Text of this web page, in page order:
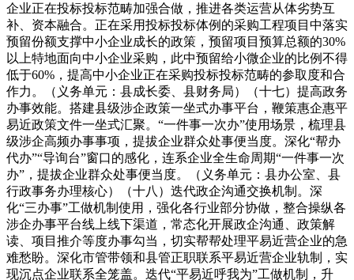
企业正在投标投标范畴加强合做，推进各类运营从体劣势互
补、资本融合。正在采用投标投标体例的采购工程项目中落实
预留份额支撑中小企业成长的政策，预留项目预算总额的30%
以上特地面向中小企业采购，此中预留给小微企业的比例不得
低于60%，提高中小企业正在采购投标投标范畴的参取度和合
作力。（义务单元：县成长委、县财务局）（十七）提高政务
办事效能。搭建县级涉企政策一坐式办事平台，鞭策惠企惠平
易近政策文件一坐式汇聚。“一件事一次办”使用场景，梳理县
级涉企高频办事事项，提拔企业群众处事便当度。深化“帮办
代办”“导询台”窗口的感化，连系企业全生命周期“一件事一次
办”，提拔企业群众处事便当度。（义务单元：县办公室、县
行政事务办理核心）（十八）迭代政企沟通交换机制。深
化“三办事”工做机制使用，强化各行业部分协做，整合操纵各
涉企办事平台线上线下渠道，常态化开展政企沟通、政策解
读、项目推介等度办事勾当，切实帮帮处理平易近营企业的急
难愁盼。深化市管带领和县管正职联系平易近营企业轨制，实
现沉点企业联系全笼盖。迭代“平易近呼我为”工做机制，升